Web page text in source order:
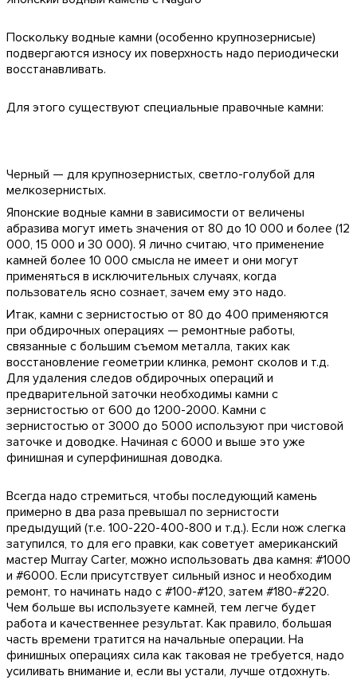
Поскольку водные камни (особенно крупнозернисые)
подвергаются износу их поверхность надо периодически
восстанавливать.
Для этого существуют специальные правочные камни:
Черный — для крупнозернистых, светло-голубой для
мелкозернистых.
Японские водные камни в зависимости от величены
абразива могут иметь значения от 80 до 10 000 и более (12
000, 15 000 и 30 000). Я лично считаю, что применение
камней более 10 000 смысла не имеет и они могут
применяться в исключительных случаях, когда
пользователь ясно сознает, зачем ему это надо.
Итак, камни с зернистостью от 80 до 400 применяются
при обдирочных операциях — ремонтные работы,
связанные с большим съемом металла, таких как
восстановление геометрии клинка, ремонт сколов и т.д.
Для удаления следов обдирочных операций и
предварительной заточки необходимы камни с
зернистостью от 600 до 1200-2000. Камни с
зернистостью от 3000 до 5000 используют при чистовой
заточке и доводке. Начиная с 6000 и выше это уже
финишная и суперфинишная доводка.
Всегда надо стремиться, чтобы последующий камень
примерно в два раза превышал по зернистости
предыдущий (т.е. 100-220-400-800 и т.д.). Если нож слегка
затупился, то для его правки, как советует американский
мастер Murray Carter, можно использовать два камня: #1000
и #6000. Если присутствует сильный износ и необходим
ремонт, то начинать надо с #100-#120, затем #180-#220.
Чем больше вы используете камней, тем легче будет
работа и качественнее результат. Как правило, большая
часть времени тратится на начальные операции. На
финишных операциях сила как таковая не требуется, надо
усиливать внимание и, если вы устали, лучше отдохнуть.